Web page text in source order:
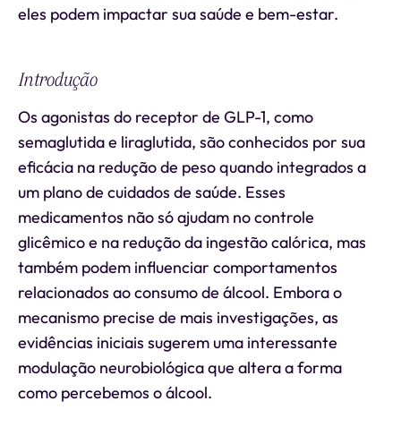
eles podem impactar sua saúde e bem-estar.
Introdução
Os agonistas do receptor de GLP-1, como
semaglutida e liraglutida, são conhecidos por sua
eficácia na redução de peso quando integrados a
um plano de cuidados de saúde. Esses
medicamentos não só ajudam no controle
glicêmico e na redução da ingestão calórica, mas
também podem influenciar comportamentos
relacionados ao consumo de álcool. Embora o
mecanismo precise de mais investigações, as
evidências iniciais sugerem uma interessante
modulação neurobiológica que altera a forma
como percebemos o álcool.